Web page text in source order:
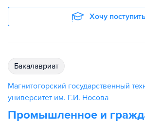
Хочу поступить
бакалавриат
Магнитогорский государственный
университет им. Г.И. Носова
Промышленное и